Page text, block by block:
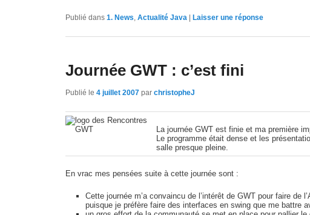
Publié dans 1. News, Actualité Java Laisser une réponse
Journée GWT : c’est fini
Publié le 4 juillet 2007 par christopheJ
La journée GWT est finie et ma première
Le programme était dense et les
salle presque pleine.
En vrac mes pensées suite à cette journée sont :
Cette journée m’a convaincu de l’intérêt de GWT pour faire
puisque je préfère faire des interfaces en swing que me